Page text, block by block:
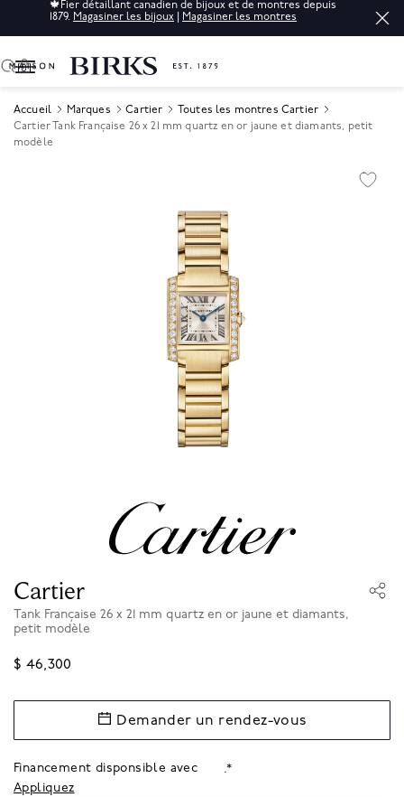
🍁Fier détaillant canadien de bijoux et de montres depuis
1879. Magasiner les bijoux Magasiner les montres
0
Accueil Marques Cartier
Toutes les montres Cartier
Cartier Tank Française 26 x 21 mm quartz en or jaune et diamants, petit
modèle
Cartier
Tank Française 26 x 21 mm quartz en or jaune et diamants,
petit modèle
$ 46,300
Financement disponsible avec
.*
Appliquez
Demander un rendez-vous